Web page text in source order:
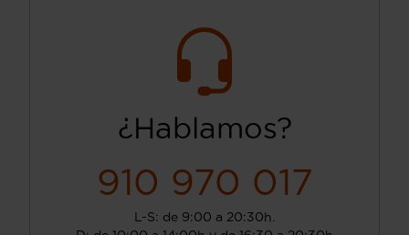
¿Hablamos?
910 970 017
L-S: de 9:00 a 20:30h.